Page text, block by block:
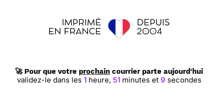
🚀 Pour que votre prochain courrier parte aujourd'hui
validez-le dans les 1heure, 51minutes et 8 secondes